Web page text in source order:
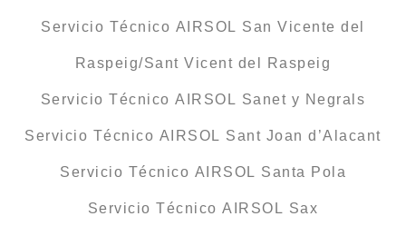
Servicio Técnico AIRSOL San Vicente del
Raspeig/Sant Vicent del Raspeig
Servicio Técnico AIRSOL Sanet y Negrals
Servicio Técnico AIRSOL Sant Joan d’Alacant
Servicio Técnico AIRSOL Santa Pola
Servicio Técnico AIRSOL Sax